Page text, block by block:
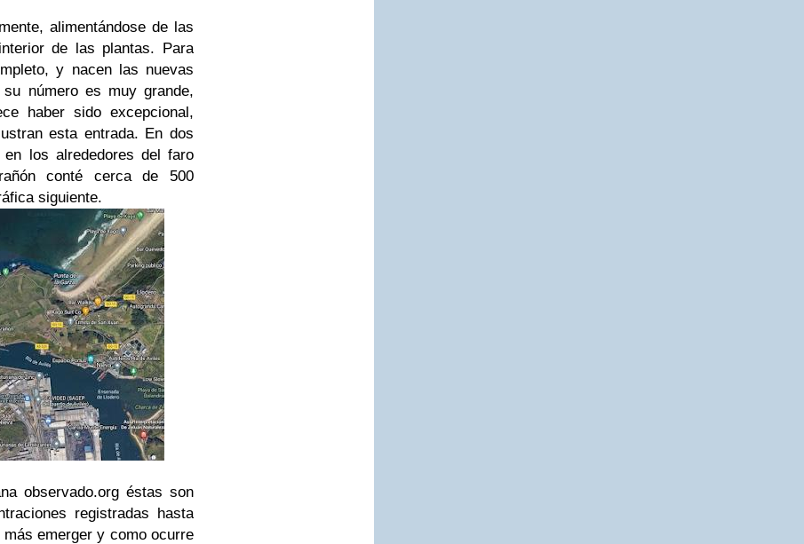
alimentándose de las
de las plantas. Para
y nacen las nuevas
su número es muy grande,
haber sido excepcional,
esta entrada. En dos
en los alrededores del faro
conté cerca de 500
siguiente.
observado.org éstas son
registradas hasta
emerger y como ocurre